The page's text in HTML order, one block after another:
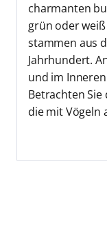
charmanten
grün oder
stammen aus
Jahrhundert.
und im
Betrachten
die mit Vögeln